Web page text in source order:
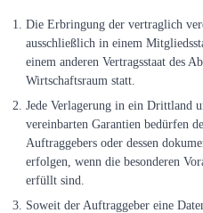
Die Erbringung der vertraglich
ausschließlich in einem
einem anderen Vertragsstaat des
Wirtschaftsraum statt.
Jede Verlagerung in ein Drittland
vereinbarten Garantien bedürfen
Auftraggebers oder dessen
erfolgen, wenn die besonderen
erfüllt sind.
Soweit der Auftraggeber eine